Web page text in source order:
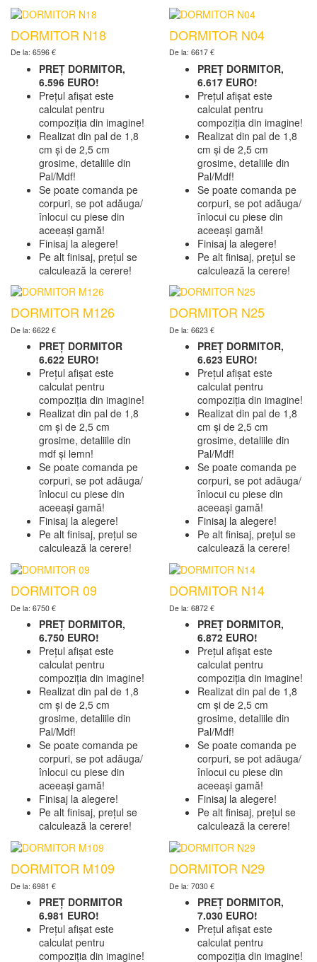
DORMITOR N18
De la: 6596 €
PREȚ DORMITOR,
6.596 EURO!
Prețul afișat este
calculat pentru
compoziția din imagine!
Realizat din pal de 1,8
cm și de 2,5 cm
grosime, detaliile din
Pal/Mdf!
Se poate comanda pe
corpuri, se pot adăuga/
înlocui cu piese din
aceeași gamă!
Finisaj la alegere!
Pe alt finisaj, prețul se
calculează la cerere!
DORMITOR N04
De la: 6617 €
PREȚ DORMITOR,
6.617 EURO!
Prețul afișat este
calculat pentru
compoziția din imagine!
Realizat din pal de 1,8
cm și de 2,5 cm
grosime, detaliile din
Pal/Mdf!
Se poate comanda pe
corpuri, se pot adăuga/
înlocui cu piese din
aceeași gamă!
Finisaj la alegere!
Pe alt finisaj, prețul se
calculează la cerere!
DORMITOR M126
De la: 6622 €
PREȚ DORMITOR
6.622 EURO!
Prețul afișat este
calculat pentru
compoziția din imagine!
Realizat din pal de 1,8
cm și de 2,5 cm
grosime, detaliile din
mdf și lemn!
Se poate comanda pe
corpuri, se pot adăuga/
înlocui cu piese din
aceeași gamă!
Finisaj la alegere!
Pe alt finisaj, prețul se
calculează la cerere!
DORMITOR N25
De la: 6623 €
PREȚ DORMITOR,
6.623 EURO!
Prețul afișat este
calculat pentru
compoziția din imagine!
Realizat din pal de 1,8
cm și de 2,5 cm
grosime, detaliile din
Pal/Mdf!
Se poate comanda pe
corpuri, se pot adăuga/
înlocui cu piese din
aceeași gamă!
Finisaj la alegere!
Pe alt finisaj, prețul se
calculează la cerere!
DORMITOR 09
De la: 6750 €
PREȚ DORMITOR,
6.750 EURO!
Prețul afișat este
calculat pentru
compoziția din imagine!
Realizat din pal de 1,8
cm și de 2,5 cm
grosime, detaliile din
Pal/Mdf!
Se poate comanda pe
corpuri, se pot adăuga/
înlocui cu piese din
aceeași gamă!
Finisaj la alegere!
Pe alt finisaj, prețul se
calculează la cerere!
DORMITOR N14
De la: 6872 €
PREȚ DORMITOR,
6.872 EURO!
Prețul afișat este
calculat pentru
compoziția din imagine!
Realizat din pal de 1,8
cm și de 2,5 cm
grosime, detaliile din
Pal/Mdf!
Se poate comanda pe
corpuri, se pot adăuga/
înlocui cu piese din
aceeași gamă!
Finisaj la alegere!
Pe alt finisaj, prețul se
calculează la cerere!
DORMITOR M109
De la: 6981 €
PREȚ DORMITOR
6.981 EURO!
Prețul afișat este
calculat pentru
compoziția din imagine!
DORMITOR N29
De la: 7030 €
PREȚ DORMITOR,
7.030 EURO!
Prețul afișat este
calculat pentru
compoziția din imagine!